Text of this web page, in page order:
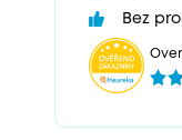
Bez